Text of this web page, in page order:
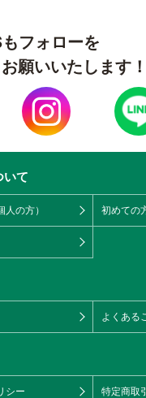
フォローを
願いいたします！
いて
の方） 初めての
よくある
シー 特定商取